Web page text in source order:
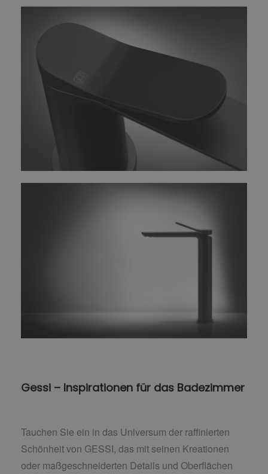
Gessi – Inspirationen für das Badezimmer
Tauchen Sie ein in das Universum der raffinierten
Schönheit von GESSI, das mit seinen Kreationen
oder maßgeschneiderten Details und Oberflächen